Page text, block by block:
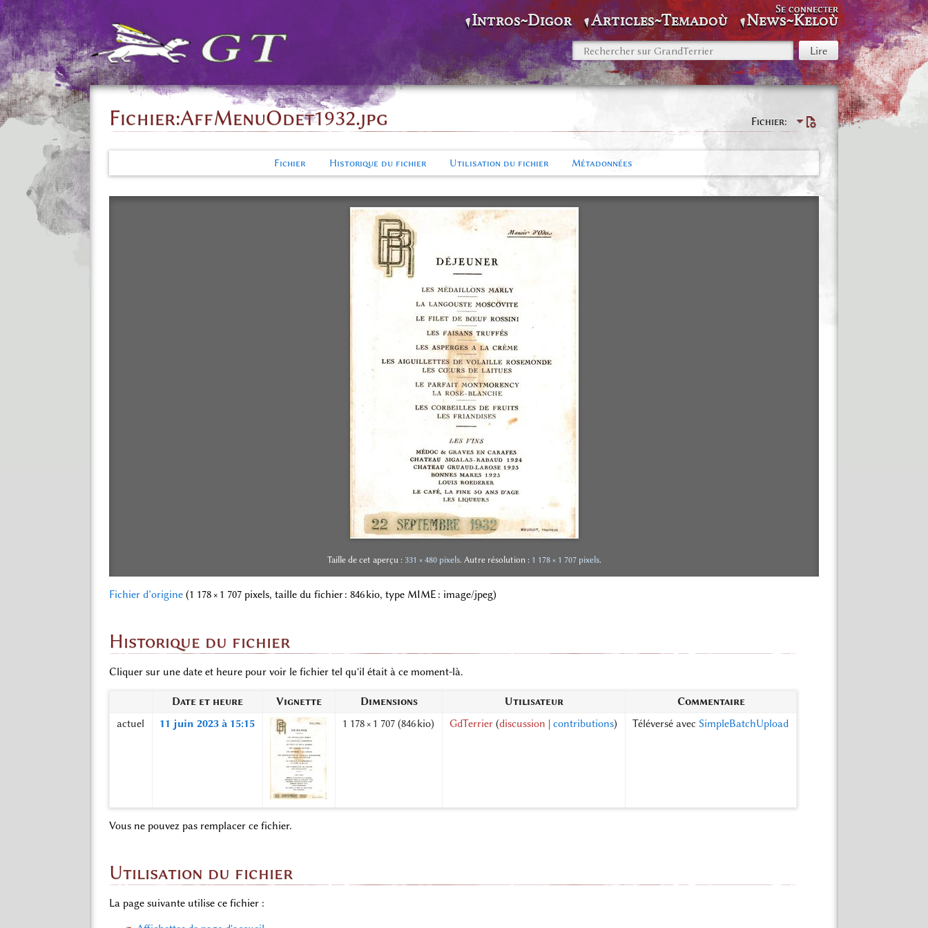
Intros~Digor Articles~Temadoù News~Keloù
Se connecter
Fichier
Fichier:AffMenuOdet1932.jpg
Fichier Historique du fichier Utilisation du fichier Métadonnées
Taille de cet aperçu : 331 × 480 pixels. Autre résolution : 1 178 × 1 707 pixels.
Fichier d’origine (1 178 × 1 707 pixels, taille du fichier : 846 kio, type MIME : image/jpeg)
Historique du fichier
Cliquer sur une date et heure pour voir le fichier tel qu'il était à ce moment-là.
Date et heure Vignette Dimensions Utilisateur
Commentaire
actuel
11 juin 2023 à 15:15 1 178 × 1 707(846 kio) GdTerrier (discussion |contributions) Téléversé avec SimpleBatchUpload
Vous ne pouvez pas remplacer ce fichier.
Utilisation du fichier
La page suivante utilise ce fichier :